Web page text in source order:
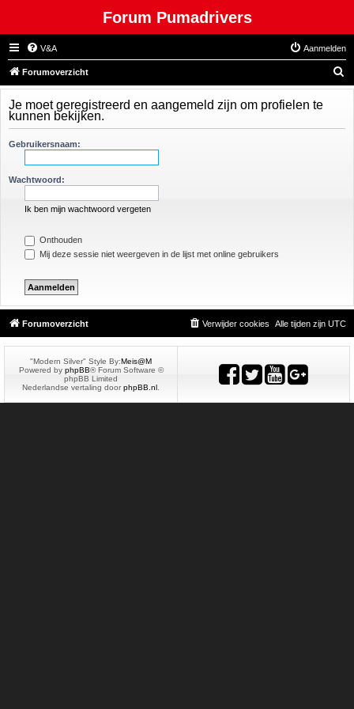
Forum Pumadrivers
V&A Aanmelden
Forumoverzicht
o
Je moet geregistreerd en aangemeld zijn om profielen te
kunnen bekijken.
Gebruikersnaam:
Wachtwoord:
Ik ben mijn wachtwoord vergeten
Onthouden
Mij deze sessie niet weergeven in de lijst met online gebruikers
Forumoverzicht Alle tijden zijn UTC
Verwijder cookies
"Modern Silver" Style By:Meis@M
Powered by phpBB® Forum Software ©
phpBB Limited
Nederlandse vertaling doorphpBB.nl.